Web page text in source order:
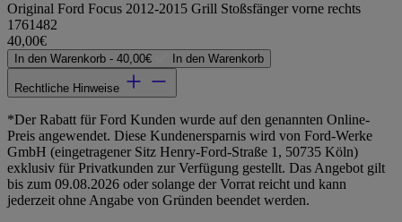
Original Ford Focus 2012-2015 Grill Stoßsfänger vorne rechts
1761482
40,00€
In den Warenkorb - 40,00€ In den Warenkorb
Rechtliche Hinweise
*Der Rabatt für Ford Kunden wurde auf den genannten Online-
Preis angewendet. Diese Kundenersparnis wird von Ford-Werke
GmbH (eingetragener Sitz Henry-Ford-Straße 1, 50735 Köln)
exklusiv für Privatkunden zur Verfügung gestellt. Das Angebot gilt
bis zum 09.08.2026 oder solange der Vorrat reicht und kann
jederzeit ohne Angabe von Gründen beendet werden.